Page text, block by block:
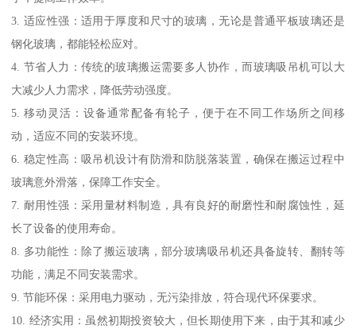
3. 适应性强：适用于厚度和尺寸的玻璃，无论是普通平板玻璃还是
钢化玻璃，都能轻松应对。
4. 节省人力：传统的玻璃搬运需要多人协作，而玻璃吸吊机可以大
大减少人力需求，降低劳动强度。
5. 移动灵活：设备通常配备有轮子，便于在不同工作场所之间移
动，适应不同的安装环境。
6. 稳定性高：吸吊机设计有防滑和防脱落装置，确保在搬运过程中
玻璃意外滑落，保障工作安全。
7. 耐用性强：采用量材料制造，具有良好的耐磨性和耐腐蚀性，延
长了设备的使用寿命。
8. 多功能性：除了搬运玻璃，部分玻璃吸吊机还具备旋转、翻转等
功能，满足不同安装需求。
9. 节能环保：采用电力驱动，无污染排放，符合现代环保要求。
10. 经济实用：虽然初期投资较大，但长期使用下来，由于其和减少